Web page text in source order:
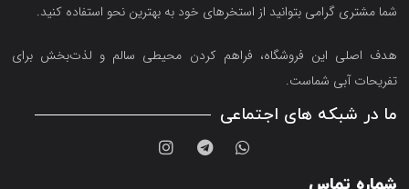
شما مشتری گرامی بتوانید از استخرهای خود به بهترین نحو استفاده کنید.
هدف اصلی این فروشگاه‌، فراهم کردن محیطی سالم و لذت‌بخش برای
تفریحات آبی شماست.
ما در شبکه های اجتماعی
شماره تماس